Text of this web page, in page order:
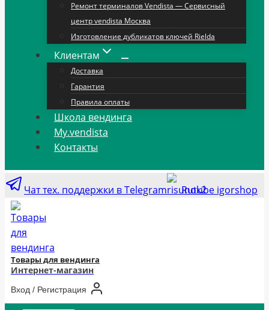
Ремонт терминалов Vendista — Сервисный
центр vendista Москва
Изготовление дубликатов ключей Rielda
Клиентам
Доставка
Гарантия
Правила оплаты
Школа вендинга
My.vendista
Контакты
Чат тех. поддержки в Telegram Rutube igorshop
Товары для вендинга
Интернет-магазин
Вход / Регистрация